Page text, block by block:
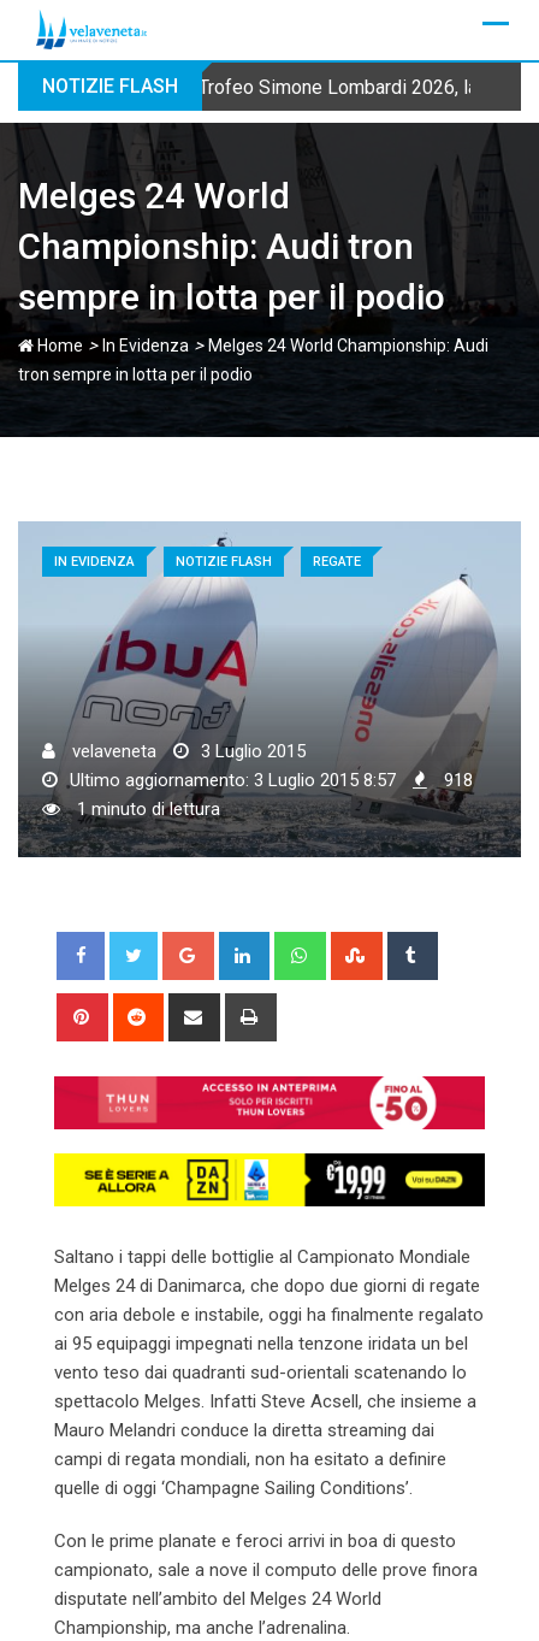
NOTIZIE FLASH Trofeo Simone Lombardi 2026, la
Melges 24 World
Championship: Audi tron
sempre in lotta per il podio
Home > In Evidenza > Melges 24 World Championship: Audi
tron sempre in lotta per il podio
IN EVIDENZA NOTIZIE FLASH REGATE
velaveneta
3 Luglio 2015
Ultimo aggiornamento: 3 Luglio 2015 8:57
918
1 minuto di lettura
Google+ LinkedIn WhatsappStumbleUpon
Pinterest Reddit
Share
Saltano i tappi delle bottiglie al Campionato Mondiale
Melges 24 di Danimarca, che dopo due giorni di regate
con aria debole e instabile, oggi ha finalmente regalato
ai 95 equipaggi impegnati nella tenzone iridata un bel
vento teso dai quadranti sud-orientali scatenando lo
spettacolo Melges. Infatti Steve Acsell, che insieme a
Mauro Melandri conduce la diretta streaming dai
campi di regata mondiali, non ha esitato a definire
quelle di oggi ‘Champagne Sailing Conditions’.
Con le prime planate e feroci arrivi in boa di questo
campionato, sale a nove il computo delle prove finora
disputate nell’ambito del Melges 24 World
Championship, ma anche l’adrenalina.